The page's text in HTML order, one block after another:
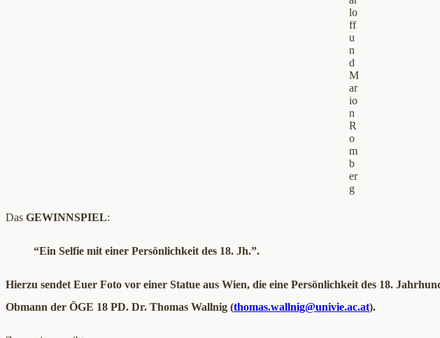
lo
ff
u
n
d
M
ar
io
n
R
o
m
b
er
g
Das GEWINNSPIEL:
“Ein Selfie mit einer Persönlichkeit des 18. Jh.”.
Hierzu sendet Euer Foto vor einer Statue aus Wien, die eine Persönlichkeit des 18.
Obmann der ÖGE 18 PD. Dr. Thomas Wallnig (thomas.wallnig@univie.ac.at).